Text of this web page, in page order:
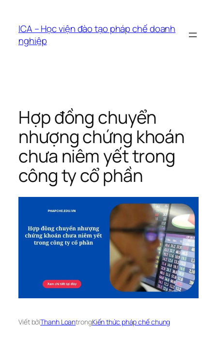
phầnICA – Học viện đào tạo pháp chế doanh
nghiệp
Hợp đồng chuyển
nhượng chứng khoán
chưa niêm yết trong
công ty cổ phần
Viết bởiThanh LoantrongKiến thức pháp chế chung